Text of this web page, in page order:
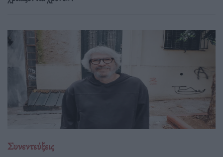
Συνεντεύξεις